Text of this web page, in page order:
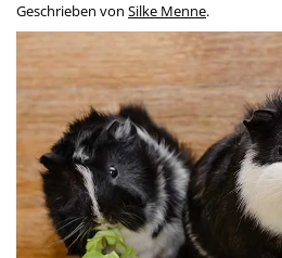
Geschrieben von Silke Menne.